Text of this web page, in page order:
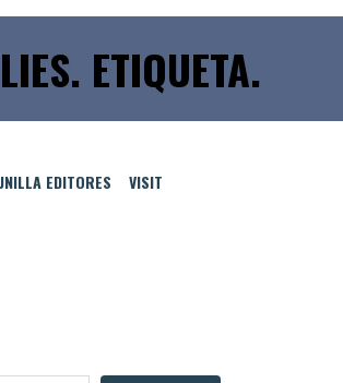
ETIQUETA.
EDITORES VISIT